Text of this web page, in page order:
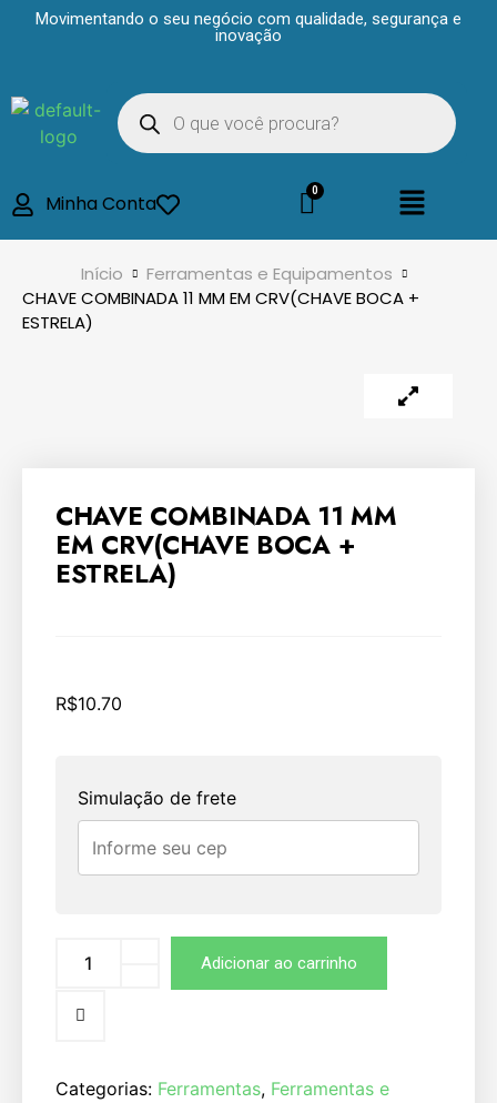
Movimentando o seu negócio com qualidade, segurança e
inovação
Minha Conta
Início
Ferramentas e Equipamentos
CHAVE COMBINADA 11 MM EM CRV(CHAVE BOCA +
ESTRELA)
CHAVE COMBINADA 11 MM
EM CRV(CHAVE BOCA +
ESTRELA)
R$10.70
Simulação de frete
Adicionar ao carrinho
Categorias: Ferramentas, Ferramentas e